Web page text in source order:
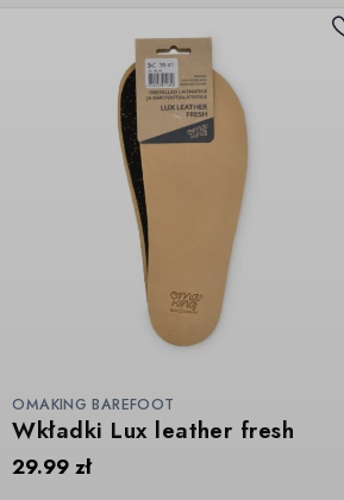
OMAKING BAREFOOT
Wkładki Lux leather fresh
29.99zł